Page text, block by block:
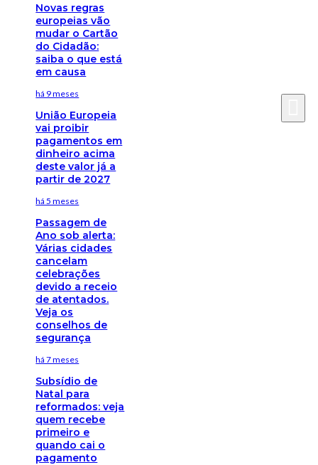
Novas regras
europeias vão
mudar o Cartão
do Cidadão:
saiba o que está
em causa
há 9 meses
União Europeia
vai proibir
pagamentos em
dinheiro acima
deste valor já a
partir de 2027
há 5 meses
Passagem de
Ano sob alerta:
Várias cidades
cancelam
celebrações
devido a receio
de atentados.
Veja os
conselhos de
segurança
há 7 meses
Subsídio de
Natal para
reformados: veja
quem recebe
primeiro e
quando cai o
pagamento